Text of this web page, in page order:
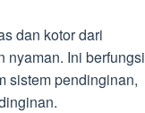
dan kotor dari
nyaman. Ini berfungsi
sistem pendinginan,